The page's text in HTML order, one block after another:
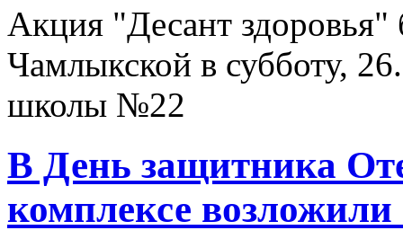
Акция "Десант здоровья"
Чамлыкской в субботу,
школы №22
В День защитника
комплексе